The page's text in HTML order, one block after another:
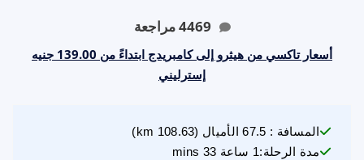
4469مراجعة
أسعار تاكسي من هيثرو إلى كامبريدج ابتداءً من 139.00 جنيه
إسترليني
المسافة :
67.5 الأميال (
108.63
مدة الرحلة:1 ساعة 33 mins